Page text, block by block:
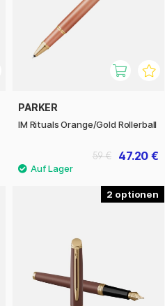
PARKER
IM Rituals Orange/Gold Rollerball
47.20 €
59 €
2